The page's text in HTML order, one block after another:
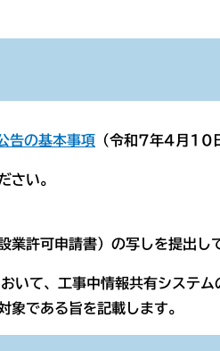
告の基本事項 （令和7年4月10
さい。
許可申請書）の写しを提出し
て、工事中情報共有システム
である旨を記載します。